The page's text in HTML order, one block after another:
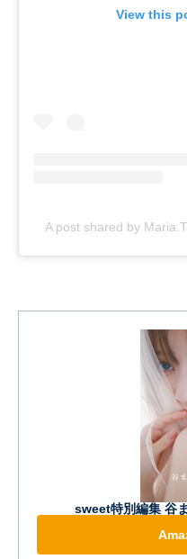
View this
A post shared by
sweet特別編集 谷